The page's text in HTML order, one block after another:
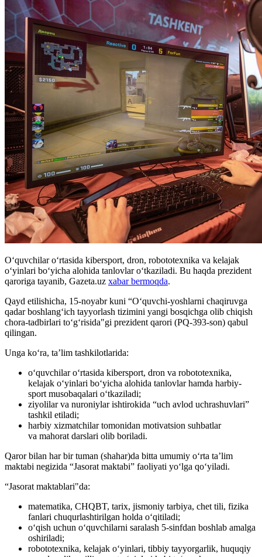
O‘quvchilar o‘rtasida kibersport, dron, robototexnika va kelajak
o‘yinlari bo‘yicha alohida tanlovlar o‘tkaziladi. Bu haqda prezident
qaroriga tayanib, Gazeta.uz xabar bermoqda.
Qayd etilishicha, 15-noyabr kuni “O‘quvchi-yoshlarni chaqiruvga
qadar boshlang‘ich tayyorlash tizimini yangi bosqichga olib chiqish
chora-tadbirlari to‘g‘risida"gi prezident qarori (PQ-393-son) qabul
qilingan.
Unga koʻra, ta’lim tashkilotlarida:
o‘quvchilar o‘rtasida kibersport, dron va robototexnika,
kelajak o‘yinlari bo‘yicha alohida tanlovlar hamda harbiy-
sport musobaqalari o‘tkaziladi;
ziyolilar va nuroniylar ishtirokida “uch avlod uchrashuvlari”
tashkil etiladi;
harbiy xizmatchilar tomonidan motivatsion suhbatlar
va mahorat darslari olib boriladi.
Qaror bilan har bir tuman (shahar)da bitta umumiy o‘rta ta’lim
maktabi negizida “Jasorat maktabi” faoliyati yo‘lga qo‘yiladi.
“Jasorat maktablari"da:
matematika, CHQBT, tarix, jismoniy tarbiya, chet tili, fizika
fanlari chuqurlashtirilgan holda o‘qitiladi;
o‘qish uchun o‘quvchilarni saralash 5-sinfdan boshlab amalga
oshiriladi;
robototexnika, kelajak o‘yinlari, tibbiy tayyorgarlik, huquqiy